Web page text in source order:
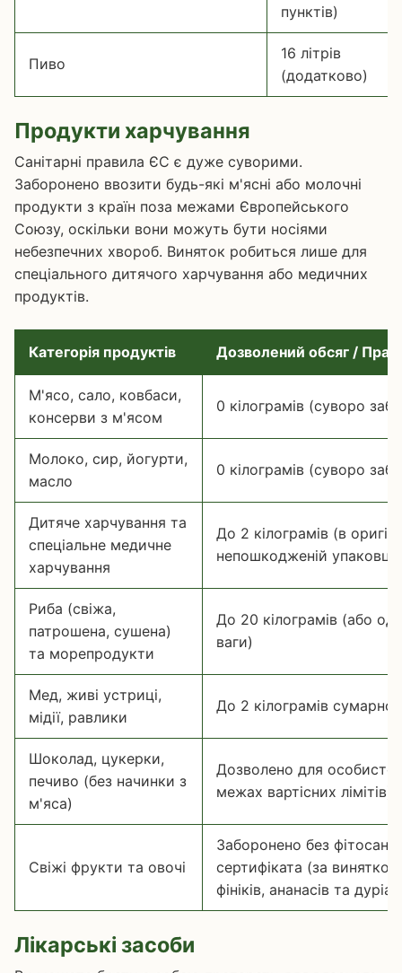
пунктів)
Пиво
16 літрів
(додатково)
Продукти харчування
Санітарні правила ЄС є дуже суворими.
Заборонено ввозити будь-які м'ясні або молочні
продукти з країн поза межами Європейського
Союзу, оскільки вони можуть бути носіями
небезпечних хвороб. Виняток робиться лише для
спеціального дитячого харчування або медичних
продуктів.
Категорія продуктів Дозволений обсяг /
М'ясо, сало, ковбаси,
консерви з м'ясом
0 кілограмів (суворо
Молоко, сир, йогурти,
масло
0 кілограмів (суворо
Дитяче харчування та
спеціальне медичне
харчування
До 2 кілограмів (в
непошкодженій упаковці)
Риба (свіжа,
патрошена, сушена)
та морепродукти
До 20 кілограмів (або
ваги)
Мед, живі устриці,
мідії, равлики
До 2 кілограмів сумарно
Шоколад, цукерки,
печиво (без начинки з
м'яса)
Дозволено для
межах вартісних лімітів)
Свіжі фрукти та овочі
Заборонено без
сертифіката (за винятком
фініків, ананасів та
Лікарські засоби